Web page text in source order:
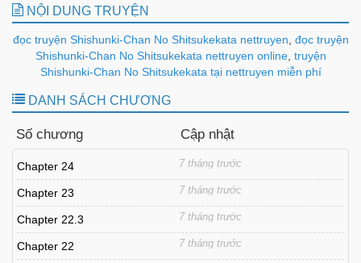
NỘI DUNG TRUYỆN
đọc truyện Shishunki-Chan No Shitsukekata nettruyen đọc truyện
Shishunki-Chan No Shitsukekata nettruyen online, truyện
Shishunki-Chan No Shitsukekata tại nettruyen miễn phí
DANH SÁCH CHƯƠNG
Số chương Cập nhật
Chapter 24 7 tháng trước
Chapter 23 7 tháng trước
Chapter 22.3 7 tháng trước
Chapter 22 7 tháng trước